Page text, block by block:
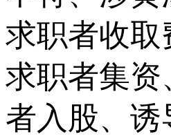
求职者收取
求职者集资
者入股、诱